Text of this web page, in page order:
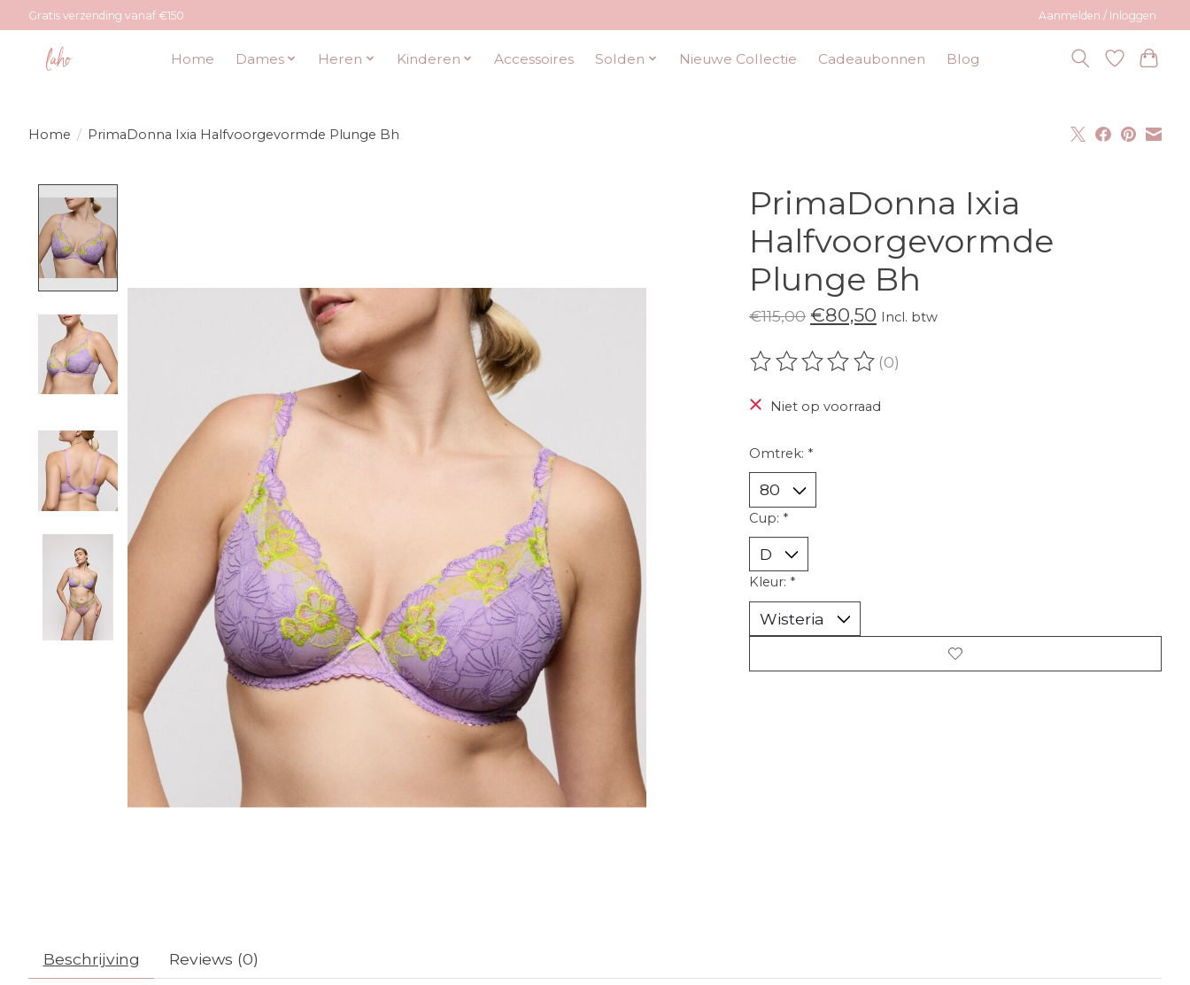
Gratis verzending vanaf €150 Aanmelden / Inloggen
Home Dames Heren Kinderen Accessoires Solden Nieuwe Collectie Cadeaubonnen Blog
Home / PrimaDonna Ixia Halfvoorgevormde Plunge Bh
PrimaDonna Ixia
Halfvoorgevormde
Plunge Bh
€115,00 €80,50 Incl. btw
De beoordeling van dit product is
(0)
Niet op voorraad
Omtrek: *
Cup: *
Kleur: *
Beschrijving Reviews (0)